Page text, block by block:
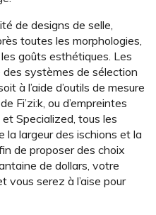
de designs de selle,
toutes les morphologies,
goûts esthétiques. Les
systèmes de sélection
à l’aide d’outils de mesure
Fi’zi:k, ou d’empreintes
Specialized, tous les
largeur des ischions et la
de proposer des choix
de dollars, votre
vous serez à l’aise pour